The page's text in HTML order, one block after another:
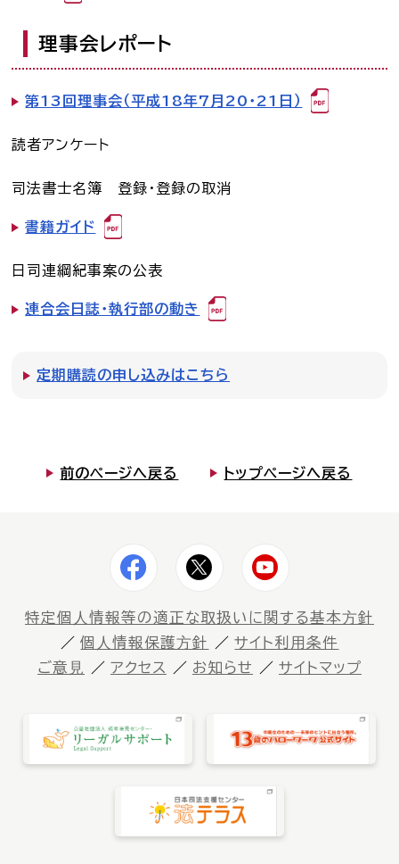
理事会レポート
第13回理事会（平成18年7月20・21日）
読者アンケート
司法書士名簿 登録・登録の取消
書籍ガイド
日司連綱紀事案の公表
連合会日誌・執行部の動き
定期購読の申し込みはこちら
前のページへ戻る トップページへ戻る
特定個⼈情報等の適正な取扱いに関する基本⽅針
個⼈情報保護⽅針
サイト利⽤条件
ご意⾒
アクセス お知らせ サイトマップ